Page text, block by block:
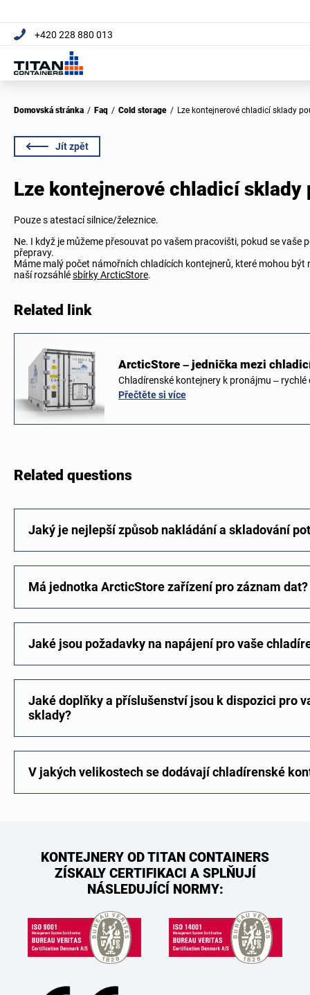
+420 228 880 013
Domovská stránka / Faq / Cold storage / Lze kontejnerové chladicí sklady
Jít zpět
Lze kontejnerové chladicí sklady
Pouze s atestací silnice/železnice.
Ne. I když je můžeme přesouvat po vašem pracovišti, pokud se vaše
přepravy.
Máme malý počet námořních chladících kontejnerů, které mohou
naší rozsáhlésbírky ArcticStore.
Related link
ArcticStore – jednička mezi
Chladírenské kontejnery k pronájmu –
Přečtěte si více
Related questions
Jaký je nejlepší způsob nakládání a skladování
Má jednotka ArcticStore zařízení pro záznam dat?
Jaké jsou požadavky na napájení pro vaše
Jaké doplňky a příslušenství jsou k dispozici pro
sklady?
V jakých velikostech se dodávají chladírenské
KONTEJNERY OD TITAN CONTAINERS
ZÍSKALY CERTIFIKACI A SPLŇUJÍ
NÁSLEDUJÍCÍ NORMY: